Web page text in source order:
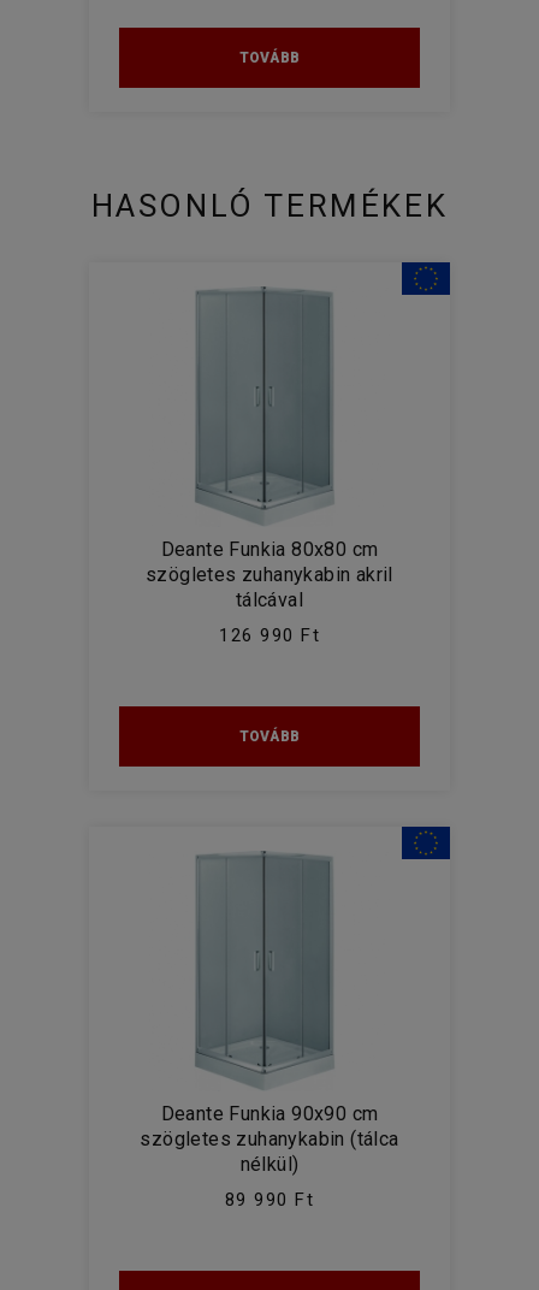
TOVÁBB
HASONLÓ TERMÉKEK
Deante Funkia 80x80 cm
szögletes zuhanykabin akril
tálcával
126 990 Ft
TOVÁBB
Deante Funkia 90x90 cm
szögletes zuhanykabin (tálca
nélkül)
89 990 Ft